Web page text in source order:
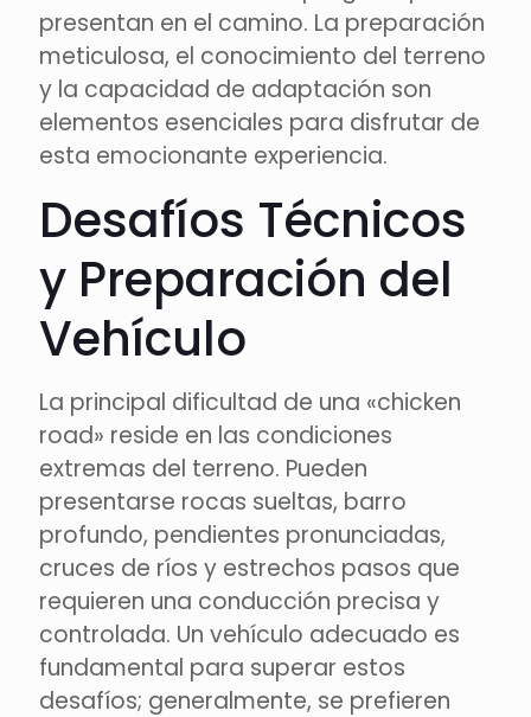
presentan en el camino. La preparación
meticulosa, el conocimiento del terreno
y la capacidad de adaptación son
elementos esenciales para disfrutar de
esta emocionante experiencia.
Desafíos Técnicos
y Preparación del
Vehículo
La principal dificultad de una «chicken
road» reside en las condiciones
extremas del terreno. Pueden
presentarse rocas sueltas, barro
profundo, pendientes pronunciadas,
cruces de ríos y estrechos pasos que
requieren una conducción precisa y
controlada. Un vehículo adecuado es
fundamental para superar estos
desafíos; generalmente, se prefieren